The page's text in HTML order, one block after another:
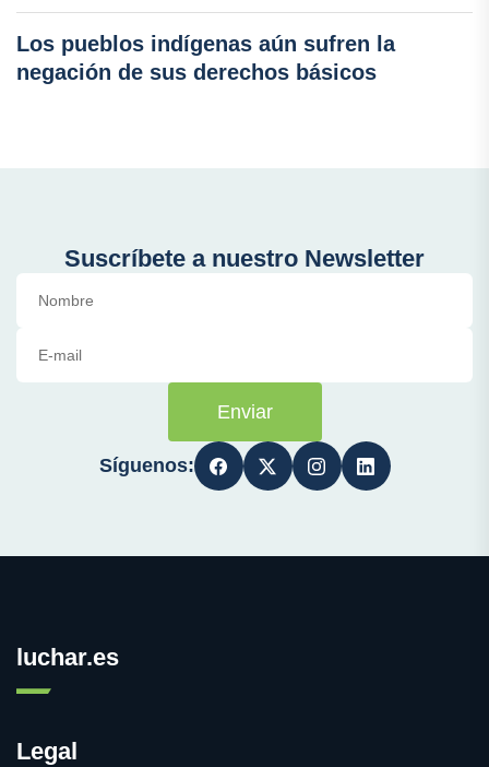
Los pueblos indígenas aún sufren la
negación de sus derechos básicos
Suscríbete a nuestro Newsletter
Enviar
Síguenos:
luchar.es
Legal